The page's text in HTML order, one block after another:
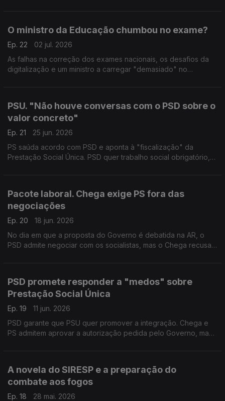
O ministro da Educação chumbou no exame?
Ep. 22
02 jul. 2026
As falhas na correção dos exames nacionais, os desafios da
digitalização e um ministro a carregar "demasiado" no
PSU. "Não houve conversas com o PSD sobre o
valor concreto"
Ep. 21
25 jun. 2026
PS saúda acordo com PSD e aponta à "fiscalização" da
Prestação Social Única. PSD quer trabalho social obrigatório,
Pacote laboral. Chega exige PS fora das
negociações
Ep. 20
18 jun. 2026
No dia em que a proposta do Governo é debatida na AR, o
PSD admite negociar com os socialistas, mas o Chega recusa
PSD promete responder a "medos" sobre
Prestação Social Única
Ep. 19
11 jun. 2026
PSD garante que PSU quer promover a integração. Chega e
PS admitem aprovar a autorização pedida pelo Governo, mas
A novela do SIRESP e a preparação do
combate aos fogos
Ep. 18
28 mai. 2026